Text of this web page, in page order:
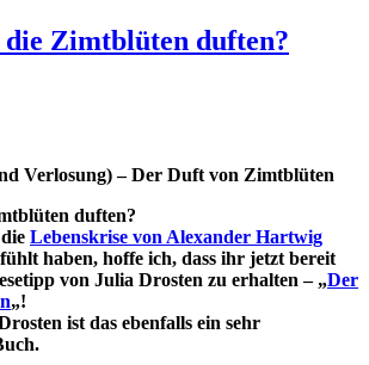
Zimtblüten duften?
Verlosung) – Der Duft von Zimtblüten
duften?
Lebenskrise von Alexander Hartwig
haben, hoffe ich, dass ihr jetzt bereit
von Julia Drosten zu erhalten – „Der
„!
ist das ebenfalls ein sehr